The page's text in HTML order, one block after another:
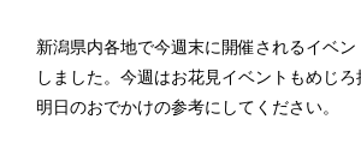
新潟県内各地で今週末に開催されるイベ
しました。今週はお花見イベントもめじ
明日のおでかけの参考にしてください。